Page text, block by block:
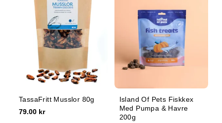
TassaFritt Musslor 80g
79.00 kr
Island Of Pets Fiskkex
Med Pumpa & Havre
200g